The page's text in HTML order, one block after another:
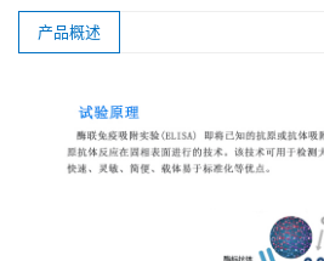
产品概述